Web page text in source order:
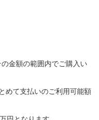
金額の範囲内でご購入い
めて支払いのご利用可能額